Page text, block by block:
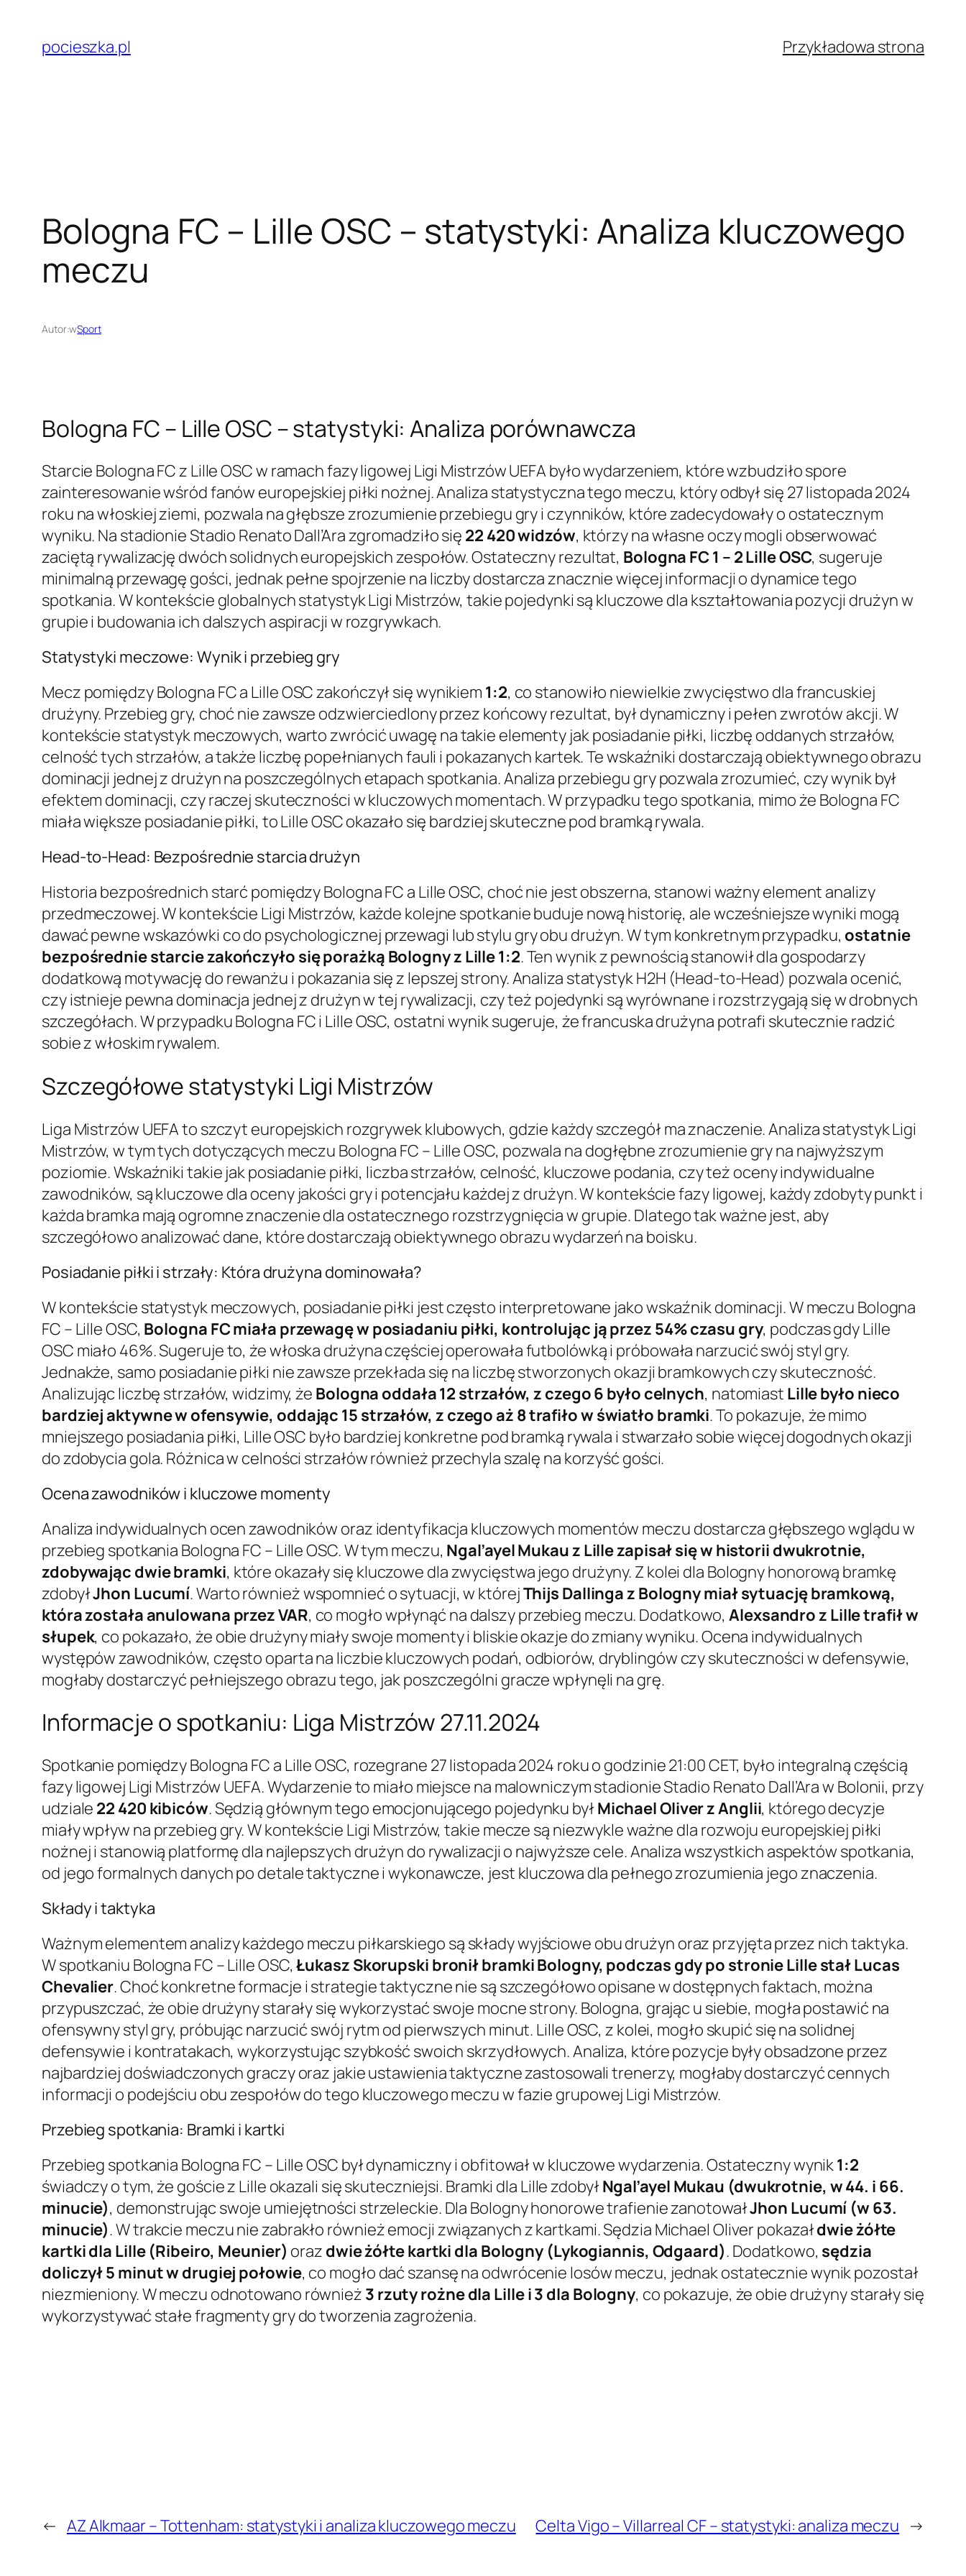
treści
pocieszka.pl Przykładowa strona
Bologna FC – Lille OSC – statystyki: Analiza kluczowego
meczu
Autor:wSport
Bologna FC – Lille OSC – statystyki: Analiza porównawcza
Starcie Bologna FC z Lille OSC w ramach fazy ligowej Ligi Mistrzów UEFA było wydarzeniem, które wzbudziło spore
zainteresowanie wśród fanów europejskiej piłki nożnej. Analiza statystyczna tego meczu, który odbył się 27 listopada 2024
roku na włoskiej ziemi, pozwala na głębsze zrozumienie przebiegu gry i czynników, które zadecydowały o ostatecznym
wyniku. Na stadionie Stadio Renato Dall’Ara zgromadziło się 22 420 widzów, którzy na własne oczy mogli obserwować
zaciętą rywalizację dwóch solidnych europejskich zespołów. Ostateczny rezultat, Bologna FC 1 – 2 Lille OSC, sugeruje
minimalną przewagę gości, jednak pełne spojrzenie na liczby dostarcza znacznie więcej informacji o dynamice tego
spotkania. W kontekście globalnych statystyk Ligi Mistrzów, takie pojedynki są kluczowe dla kształtowania pozycji drużyn w
grupie i budowania ich dalszych aspiracji w rozgrywkach.
Statystyki meczowe: Wynik i przebieg gry
Mecz pomiędzy Bologna FC a Lille OSC zakończył się wynikiem 1:2, co stanowiło niewielkie zwycięstwo dla francuskiej
drużyny. Przebieg gry, choć nie zawsze odzwierciedlony przez końcowy rezultat, był dynamiczny i pełen zwrotów akcji. W
kontekście statystyk meczowych, warto zwrócić uwagę na takie elementy jak posiadanie piłki, liczbę oddanych strzałów,
celność tych strzałów, a także liczbę popełnianych fauli i pokazanych kartek. Te wskaźniki dostarczają obiektywnego obrazu
dominacji jednej z drużyn na poszczególnych etapach spotkania. Analiza przebiegu gry pozwala zrozumieć, czy wynik był
efektem dominacji, czy raczej skuteczności w kluczowych momentach. W przypadku tego spotkania, mimo że Bologna FC
miała większe posiadanie piłki, to Lille OSC okazało się bardziej skuteczne pod bramką rywala.
Head-to-Head: Bezpośrednie starcia drużyn
Historia bezpośrednich starć pomiędzy Bologna FC a Lille OSC, choć nie jest obszerna, stanowi ważny element analizy
przedmeczowej. W kontekście Ligi Mistrzów, każde kolejne spotkanie buduje nową historię, ale wcześniejsze wyniki mogą
dawać pewne wskazówki co do psychologicznej przewagi lub stylu gry obu drużyn. W tym konkretnym przypadku, ostatnie
bezpośrednie starcie zakończyło się porażką Bologny z Lille 1:2. Ten wynik z pewnością stanowił dla gospodarzy
dodatkową motywację do rewanżu i pokazania się z lepszej strony. Analiza statystyk H2H (Head-to-Head) pozwala ocenić,
czy istnieje pewna dominacja jednej z drużyn w tej rywalizacji, czy też pojedynki są wyrównane i rozstrzygają się w drobnych
szczegółach. W przypadku Bologna FC i Lille OSC, ostatni wynik sugeruje, że francuska drużyna potrafi skutecznie radzić
sobie z włoskim rywalem.
Szczegółowe statystyki Ligi Mistrzów
Liga Mistrzów UEFA to szczyt europejskich rozgrywek klubowych, gdzie każdy szczegół ma znaczenie. Analiza statystyk Ligi
Mistrzów, w tym tych dotyczących meczu Bologna FC – Lille OSC, pozwala na dogłębne zrozumienie gry na najwyższym
poziomie. Wskaźniki takie jak posiadanie piłki, liczba strzałów, celność, kluczowe podania, czy też oceny indywidualne
zawodników, są kluczowe dla oceny jakości gry i potencjału każdej z drużyn. W kontekście fazy ligowej, każdy zdobyty punkt i
każda bramka mają ogromne znaczenie dla ostatecznego rozstrzygnięcia w grupie. Dlatego tak ważne jest, aby
szczegółowo analizować dane, które dostarczają obiektywnego obrazu wydarzeń na boisku.
Posiadanie piłki i strzały: Która drużyna dominowała?
W kontekście statystyk meczowych, posiadanie piłki jest często interpretowane jako wskaźnik dominacji. W meczu Bologna
FC – Lille OSC, Bologna FC miała przewagę w posiadaniu piłki, kontrolując ją przez 54% czasu gry, podczas gdy Lille
OSC miało 46%. Sugeruje to, że włoska drużyna częściej operowała futbolówką i próbowała narzucić swój styl gry.
Jednakże, samo posiadanie piłki nie zawsze przekłada się na liczbę stworzonych okazji bramkowych czy skuteczność.
Analizując liczbę strzałów, widzimy, że Bologna oddała 12 strzałów, z czego 6 było celnych, natomiast Lille było nieco
bardziej aktywne w ofensywie, oddając 15 strzałów, z czego aż 8 trafiło w światło bramki. To pokazuje, że mimo
mniejszego posiadania piłki, Lille OSC było bardziej konkretne pod bramką rywala i stwarzało sobie więcej dogodnych okazji
do zdobycia gola. Różnica w celności strzałów również przechyla szalę na korzyść gości.
Ocena zawodników i kluczowe momenty
Analiza indywidualnych ocen zawodników oraz identyfikacja kluczowych momentów meczu dostarcza głębszego wglądu w
przebieg spotkania Bologna FC – Lille OSC. W tym meczu, Ngal’ayel Mukau z Lille zapisał się w historii dwukrotnie,
zdobywając dwie bramki, które okazały się kluczowe dla zwycięstwa jego drużyny. Z kolei dla Bologny honorową bramkę
zdobyłJhon Lucumí. Warto również wspomnieć o sytuacji, w którejThijs Dallinga z Bologny miał sytuację bramkową,
która została anulowana przez VAR, co mogło wpłynąć na dalszy przebieg meczu. Dodatkowo,Alexsandro z Lille trafił w
słupek, co pokazało, że obie drużyny miały swoje momenty i bliskie okazje do zmiany wyniku. Ocena indywidualnych
występów zawodników, często oparta na liczbie kluczowych podań, odbiorów, dryblingów czy skuteczności w defensywie,
mogłaby dostarczyć pełniejszego obrazu tego, jak poszczególni gracze wpłynęli na grę.
Informacje o spotkaniu: Liga Mistrzów 27.11.2024
Spotkanie pomiędzy Bologna FC a Lille OSC, rozegrane 27 listopada 2024 roku o godzinie 21:00 CET, było integralną częścią
fazy ligowej Ligi Mistrzów UEFA. Wydarzenie to miało miejsce na malowniczym stadionie Stadio Renato Dall’Ara w Bolonii, przy
udziale 22 420 kibiców. Sędzią głównym tego emocjonującego pojedynku byłMichael Oliver z Anglii, którego decyzje
miały wpływ na przebieg gry. W kontekście Ligi Mistrzów, takie mecze są niezwykle ważne dla rozwoju europejskiej piłki
nożnej i stanowią platformę dla najlepszych drużyn do rywalizacji o najwyższe cele. Analiza wszystkich aspektów spotkania,
od jego formalnych danych po detale taktyczne i wykonawcze, jest kluczowa dla pełnego zrozumienia jego znaczenia.
Składy i taktyka
Ważnym elementem analizy każdego meczu piłkarskiego są składy wyjściowe obu drużyn oraz przyjęta przez nich taktyka.
W spotkaniu Bologna FC – Lille OSC,Łukasz Skorupski bronił bramki Bologny, podczas gdy po stronie Lille stał Lucas
Chevalier. Choć konkretne formacje i strategie taktyczne nie są szczegółowo opisane w dostępnych faktach, można
przypuszczać, że obie drużyny starały się wykorzystać swoje mocne strony. Bologna, grając u siebie, mogła postawić na
ofensywny styl gry, próbując narzucić swój rytm od pierwszych minut. Lille OSC, z kolei, mogło skupić się na solidnej
defensywie i kontratakach, wykorzystując szybkość swoich skrzydłowych. Analiza, które pozycje były obsadzone przez
najbardziej doświadczonych graczy oraz jakie ustawienia taktyczne zastosowali trenerzy, mogłaby dostarczyć cennych
informacji o podejściu obu zespołów do tego kluczowego meczu w fazie grupowej Ligi Mistrzów.
Przebieg spotkania: Bramki i kartki
Przebieg spotkania Bologna FC – Lille OSC był dynamiczny i obfitował w kluczowe wydarzenia. Ostateczny wynik1:2
świadczy o tym, że goście z Lille okazali się skuteczniejsi. Bramki dla Lille zdobyłNgal’ayel Mukau (dwukrotnie, w 44. i 66.
minucie), demonstrując swoje umiejętności strzeleckie. Dla Bologny honorowe trafienie zanotowałJhon Lucumí (w 63.
minucie). W trakcie meczu nie zabrakło również emocji związanych z kartkami. Sędzia Michael Oliver pokazałdwie żółte
kartki dla Lille (Ribeiro, Meunier) oraz dwie żółte kartki dla Bologny (Lykogiannis, Odgaard). Dodatkowo, sędzia
doliczył 5 minut w drugiej połowie, co mogło dać szansę na odwrócenie losów meczu, jednak ostatecznie wynik pozostał
niezmieniony. W meczu odnotowano również 3 rzuty rożne dla Lille i 3 dla Bologny, co pokazuje, że obie drużyny starały się
wykorzystywać stałe fragmenty gry do tworzenia zagrożenia.
← AZ Alkmaar – Tottenham: statystyki i analiza kluczowego meczu Celta Vigo – Villarreal CF – statystyki: analiza meczu →